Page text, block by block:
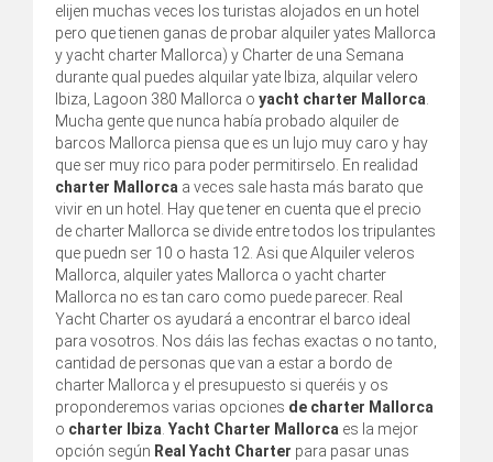
elijen muchas veces los turistas alojados en un hotel
pero que tienen ganas de probar alquiler yates Mallorca
y yacht charter Mallorca) y Charter de una Semana
durante qual puedes alquilar yate Ibiza, alquilar velero
Ibiza, Lagoon 380 Mallorca o yacht charter Mallorca.
Mucha gente que nunca había probado alquiler de
barcos Mallorca piensa que es un lujo muy caro y hay
que ser muy rico para poder permitirselo. En realidad
charter Mallorca a veces sale hasta más barato que
vivir en un hotel. Hay que tener en cuenta que el precio
de charter Mallorca se divide entre todos los tripulantes
que puedn ser 10 o hasta 12. Asi que Alquiler veleros
Mallorca, alquiler yates Mallorca o yacht charter
Mallorca no es tan caro como puede parecer. Real
Yacht Charter os ayudará a encontrar el barco ideal
para vosotros. Nos dáis las fechas exactas o no tanto,
cantidad de personas que van a estar a bordo de
charter Mallorca y el presupuesto si queréis y os
proponderemos varias opciones de charter Mallorca
o charter Ibiza. Yacht Charter Mallorca es la mejor
opción según Real Yacht Charter para pasar unas